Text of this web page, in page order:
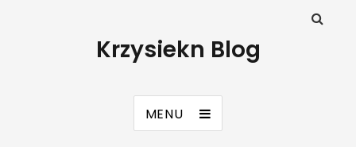
Krzysiekn Blog
MENU